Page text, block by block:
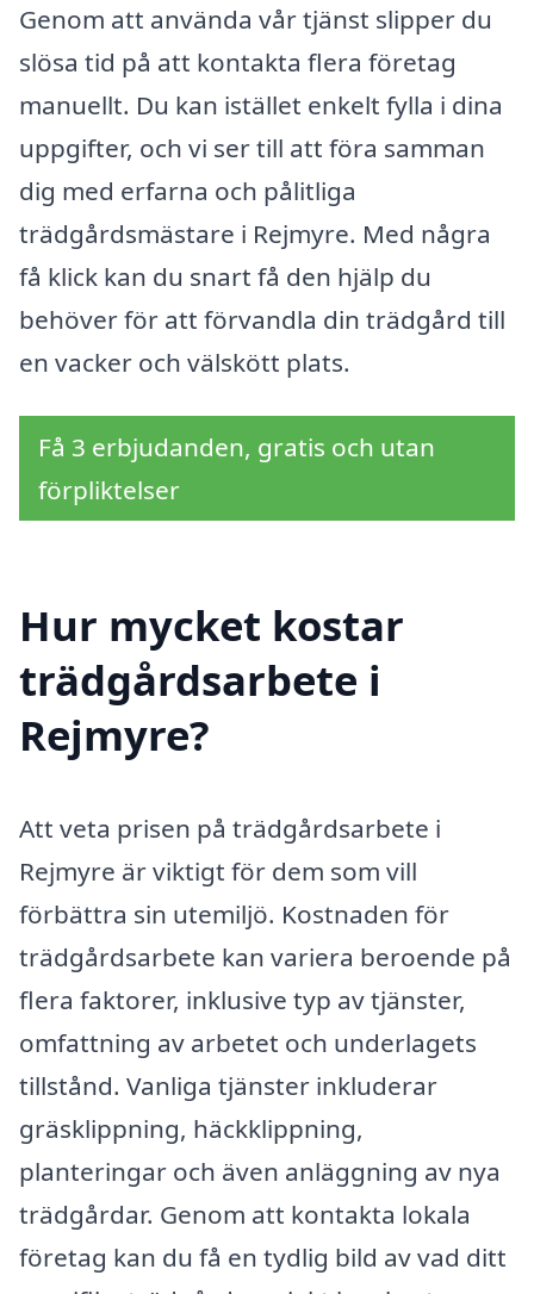
Genom att använda vår tjänst slipper du
slösa tid på att kontakta flera företag
manuellt. Du kan istället enkelt fylla i dina
uppgifter, och vi ser till att föra samman
dig med erfarna och pålitliga
trädgårdsmästare i Rejmyre. Med några
få klick kan du snart få den hjälp du
behöver för att förvandla din trädgård till
en vacker och välskött plats.
Få 3 erbjudanden, gratis och utan
förpliktelser
Hur mycket kostar
trädgårdsarbete i
Rejmyre?
Att veta prisen på trädgårdsarbete i
Rejmyre är viktigt för dem som vill
förbättra sin utemiljö. Kostnaden för
trädgårdsarbete kan variera beroende på
flera faktorer, inklusive typ av tjänster,
omfattning av arbetet och underlagets
tillstånd. Vanliga tjänster inkluderar
gräsklippning, häckklippning,
planteringar och även anläggning av nya
trädgårdar. Genom att kontakta lokala
företag kan du få en tydlig bild av vad ditt